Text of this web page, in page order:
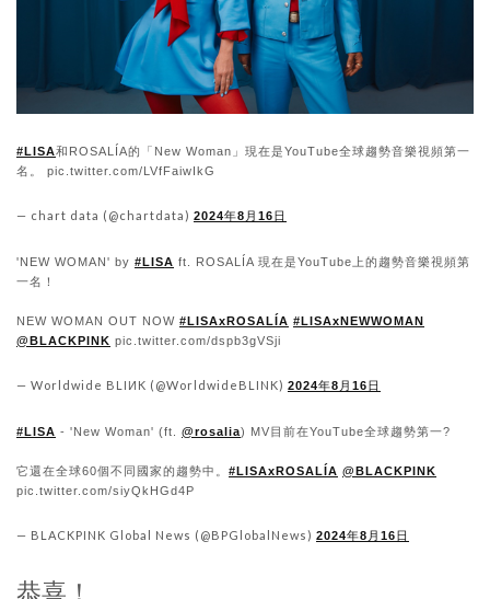
#LISA和ROSALÍA的「New Woman」現在是YouTube全球趨勢音樂視頻第一
名。 pic.twitter.com/LVfFaiwIkG
— chart data (@chartdata) 2024年8月16日
'NEW WOMAN' by #LISA ft. ROSALÍA 現在是YouTube上的趨勢音樂視頻第
一名！
NEW WOMAN OUT NOW #LISAxROSALÍA #LISAxNEWWOMAN
@BLACKPINK pic.twitter.com/dspb3gVSji
— Worldwide BLIИK (@WorldwideBLINK) 2024年8月16日
#LISA - 'New Woman' (ft. @rosalia) MV目前在YouTube全球趨勢第一?
它還在全球60個不同國家的趨勢中。 #LISAxROSALÍA @BLACKPINK
pic.twitter.com/siyQkHGd4P
— BLACKPINK Global News (@BPGlobalNews) 2024年8月16日
恭喜！